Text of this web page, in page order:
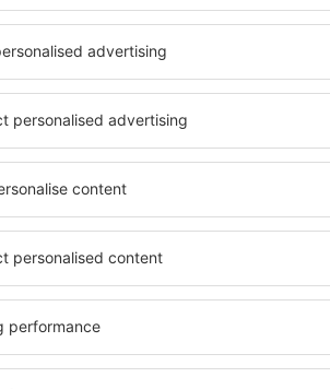
Empfänger
weniger Geld
Urlaub – sichern Sie
Reiseangebote vor anderen.
nur die besten Schnäppchen –